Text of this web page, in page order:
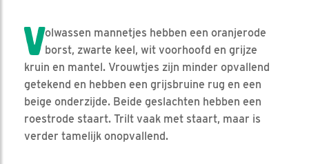
Volwassen mannetjes hebben een oranjerode
borst, zwarte keel, wit voorhoofd en grijze
kruin en mantel. Vrouwtjes zijn minder opvallend
getekend en hebben een grijsbruine rug en een
beige onderzijde. Beide geslachten hebben een
roestrode staart. Trilt vaak met staart, maar is
verder tamelijk onopvallend.